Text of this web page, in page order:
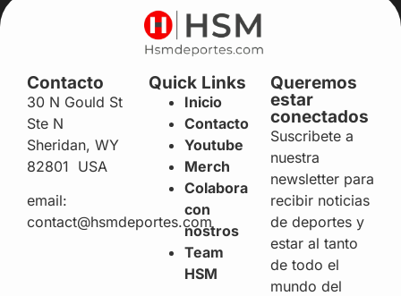
Contacto
30 N Gould St
Ste N
Sheridan, WY
82801 USA
email:
contact@hsmdeportes.com
Quick Links
Inicio
Contacto
Youtube
Merch
Colabora
con
nostros
Team
HSM
Queremos
estar
conectados
Suscribete a
nuestra
newsletter para
recibir noticias
de deportes y
estar al tanto
de todo el
mundo del